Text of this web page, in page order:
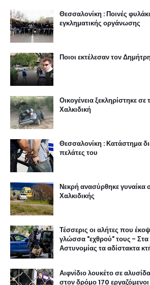
Θεσσαλονίκη : Ποινές
εγκληματικής οργάνωσης
Ποιοι εκτέλεσαν τον
Οικογένεια ξεκληρίστηκε σε
Χαλκιδική
Θεσσαλονίκη : Κατάστημα
πελάτες του
Νεκρή ανασύρθηκε γυναίκα
Χαλκιδικής
Τέσσερις οι αλήτες που
γλώσσα "εχθρού" τους - Στα
Αστυνομίας τα αδίστακτα
Αιφνίδιο λουκέτο σε
στον δρόμο 170 εργαζόμενοι